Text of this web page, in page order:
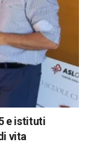
e istituti
vita